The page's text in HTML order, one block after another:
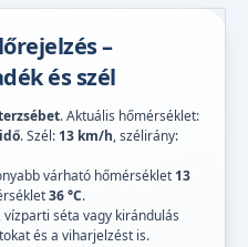
–
és szél
. Aktuális hőmérséklet:
. Szél: 13 km/h, szélirány:
várható hőmérséklet 13
36 °C.
séta vagy kirándulás
és a viharjelzést is.